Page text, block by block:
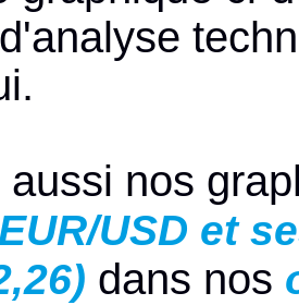
aussi nos
EUR/USD et
dans nos